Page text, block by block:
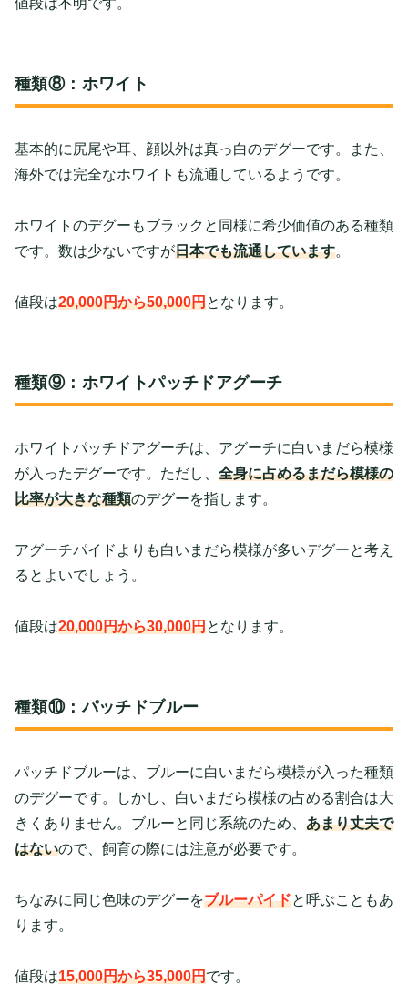
値段は不明です。
種類⑧：ホワイト
基本的に尻尾や耳、顔以外は真っ白のデグーです。また、
海外では完全なホワイトも流通しているようです。
ホワイトのデグーもブラックと同様に希少価値のある種類
です。数は少ないですが日本でも流通しています。
値段は20,000円から50,000円となります。
種類⑨：ホワイトパッチドアグーチ
ホワイトパッチドアグーチは、アグーチに白いまだら模様
が入ったデグーです。ただし、 全身に占めるまだら模様の
比率が大きな種類のデグーを指します。
アグーチパイドよりも白いまだら模様が多いデグーと考え
るとよいでしょう。
値段は20,000円から30,000円となります。
種類⑩：パッチドブルー
パッチドブルーは、ブルーに白いまだら模様が入った種類
のデグーです。しかし、白いまだら模様の占める割合は大
きくありません。ブルーと同じ系統のため、 あまり丈夫で
はないので、飼育の際には注意が必要です。
ちなみに同じ色味のデグーをブルーパイドと呼ぶこともあ
ります。
値段は15,000円から35,000円です。